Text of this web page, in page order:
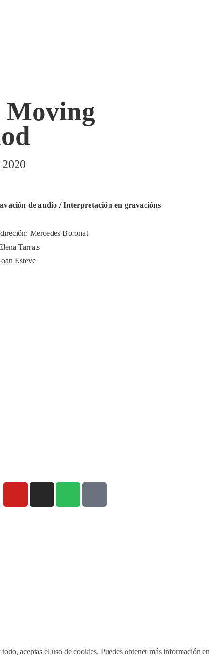
Moving
2020
de audio / Interpretación en gravacións
Mercedes Boronat
Tarrats
Esteve
aceptas el uso de cookies. Puedes obtener más información en